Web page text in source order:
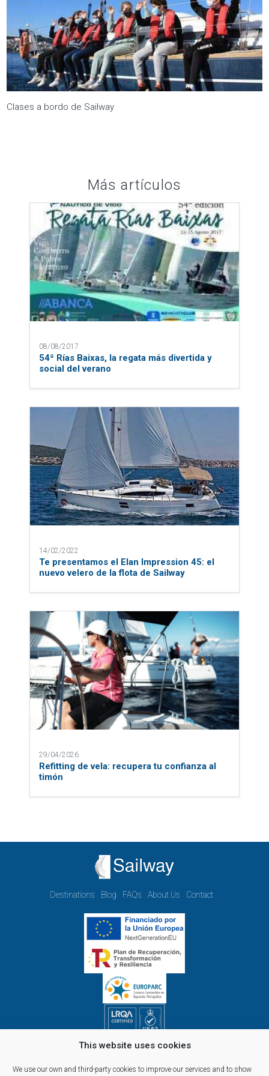
This website uses cookies
We use our own and third-party cookies to improve our services and to show
Clases a bordo de Sailway
Más artículos
08/08/2017
54ª Rías Baixas, la regata más divertida y
social del verano
14/02/2022
Te presentamos el Elan Impression 45: el
nuevo velero de la flota de Sailway
29/04/2026
Refitting de vela: recupera tu confianza al
timón
Destinations Blog FAQs About Us Contact
09.00h - 14.00h and 15.00h - 18.00h